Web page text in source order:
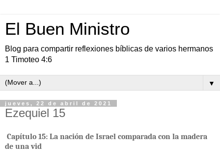
El Buen Ministro
Blog para compartir reflexiones bíblicas de varios hermanos
1 Timoteo 4:6
▼
jueves, 22 de abril de 2021
Ezequiel 15
Capítulo 15: La nación de Israel comparada con la madera
de una vid